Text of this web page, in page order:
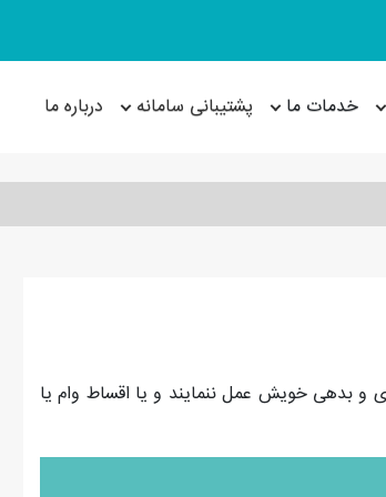
خدمات ما پشتیبانی سامانه درباره ما
و بدهی خویش عمل ننمایند و یا اقساط وام یا